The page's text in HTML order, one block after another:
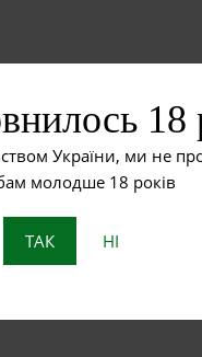
18
України, ми не
молодше 18 років
ТАК НІ